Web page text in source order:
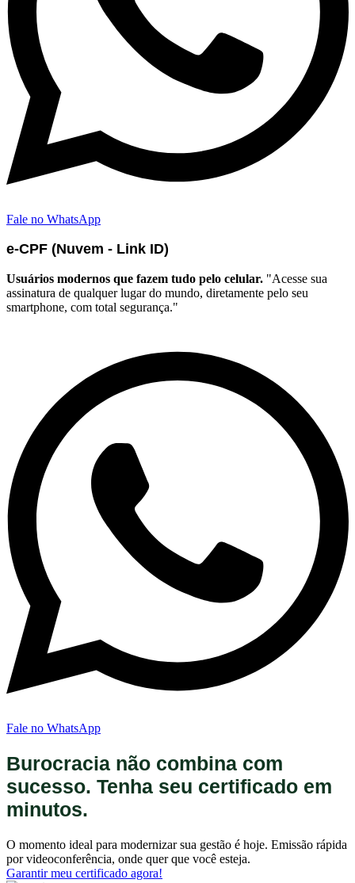
Fale no WhatsApp
e-CPF (Nuvem - Link ID)
Usuários modernos que fazem tudo pelo celular. "Acesse sua
assinatura de qualquer lugar do mundo, diretamente pelo seu
smartphone, com total segurança."
Fale no WhatsApp
Burocracia não combina com
sucesso. Tenha seu certificado em
minutos.
O momento ideal para modernizar sua gestão é hoje. Emissão rápida
por videoconferência, onde quer que você esteja.
Garantir meu certificado agora!